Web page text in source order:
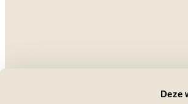
Deze
een moment af te